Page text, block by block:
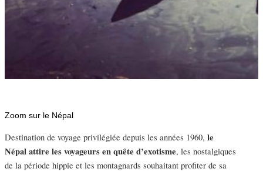
Zoom sur le Népal
Destination de voyage privilégiée depuis les années 1960, le
Népal attire les voyageurs en quête d’exotisme, les nostalgiques
de la période hippie et les montagnards souhaitant profiter de sa